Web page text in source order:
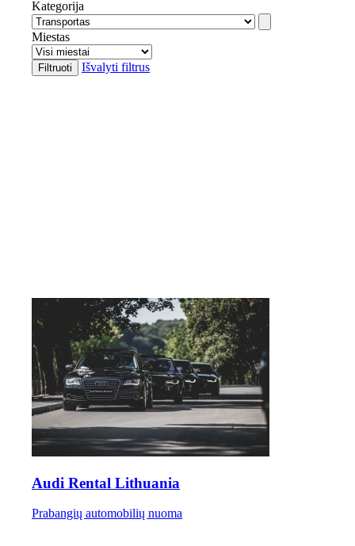
Kategorija
Miestas
Filtruoti Išvalyti filtrus
Audi Rental Lithuania
Prabangių automobilių nuoma